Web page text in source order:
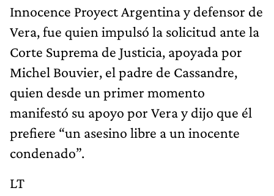
Innocence Proyect Argentina y defensor de
Vera, fue quien impulsó la solicitud ante la
Corte Suprema de Justicia, apoyada por
Michel Bouvier, el padre de Cassandre,
quien desde un primer momento
manifestó su apoyo por Vera y dijo que él
prefiere “un asesino libre a un inocente
condenado”.
LT